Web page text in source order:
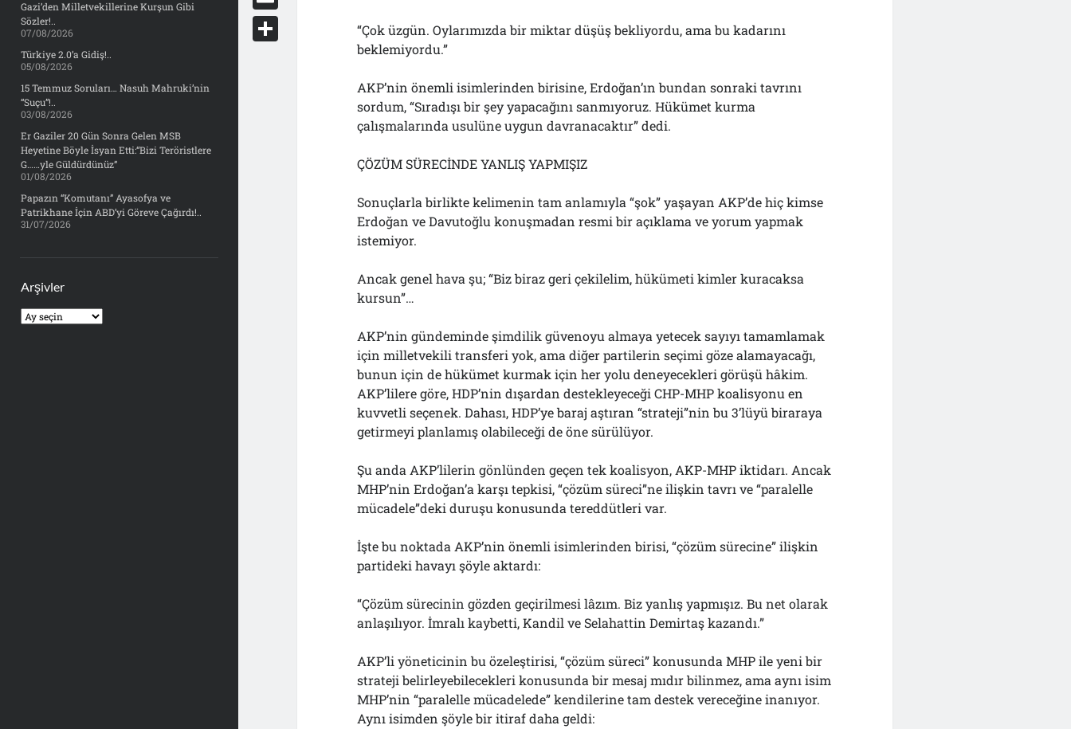
Gazi’den Milletvekillerine Kurşun Gibi
Sözler!..
07/08/2026
Türkiye 2.0’a Gidiş!..
05/08/2026
15 Temmuz Soruları… Nasuh Mahruki’nin
“Suçu”!..
03/08/2026
Er Gaziler 20 Gün Sonra Gelen MSB
Heyetine Böyle İsyan Etti:“Bizi Teröristlere
G……yle Güldürdünüz”
01/08/2026
Papazın “Komutanı” Ayasofya ve
Patrikhane İçin ABD’yi Göreve Çağırdı!..
31/07/2026
Arşivler
Arşivler
“Çok üzgün. Oylarımızda bir miktar düşüş bekliyordu, ama bu kadarını
beklemiyordu.”
AKP’nin önemli isimlerinden birisine, Erdoğan’ın bundan sonraki tavrını
sordum, “Sıradışı bir şey yapacağını sanmıyoruz. Hükümet kurma
çalışmalarında usulüne uygun davranacaktır” dedi.
ÇÖZÜM SÜRECİNDE YANLIŞ YAPMIŞIZ
Sonuçlarla birlikte kelimenin tam anlamıyla “şok” yaşayan AKP’de hiç kimse
Erdoğan ve Davutoğlu konuşmadan resmi bir açıklama ve yorum yapmak
istemiyor.
Ancak genel hava şu; “Biz biraz geri çekilelim, hükümeti kimler kuracaksa
kursun”…
AKP’nin gündeminde şimdilik güvenoyu almaya yetecek sayıyı tamamlamak
için milletvekili transferi yok, ama diğer partilerin seçimi göze alamayacağı,
bunun için de hükümet kurmak için her yolu deneyecekleri görüşü hâkim.
AKP’lilere göre, HDP’nin dışardan destekleyeceği CHP-MHP koalisyonu en
kuvvetli seçenek. Dahası, HDP’ye baraj aştıran “strateji”nin bu 3’lüyü biraraya
getirmeyi planlamış olabileceği de öne sürülüyor.
Şu anda AKP’lilerin gönlünden geçen tek koalisyon, AKP-MHP iktidarı. Ancak
MHP’nin Erdoğan’a karşı tepkisi, “çözüm süreci”ne ilişkin tavrı ve “paralelle
mücadele”deki duruşu konusunda tereddütleri var.
İşte bu noktada AKP’nin önemli isimlerinden birisi, “çözüm sürecine” ilişkin
partideki havayı şöyle aktardı:
“Çözüm sürecinin gözden geçirilmesi lâzım. Biz yanlış yapmışız. Bu net olarak
anlaşılıyor. İmralı kaybetti, Kandil ve Selahattin Demirtaş kazandı.”
AKP’li yöneticinin bu özeleştirisi, “çözüm süreci” konusunda MHP ile yeni bir
strateji belirleyebilecekleri konusunda bir mesaj mıdır bilinmez, ama aynı isim
MHP’nin “paralelle mücadelede” kendilerine tam destek vereceğine inanıyor.
Aynı isimden şöyle bir itiraf daha geldi:
y
db
d
d
o
c
E